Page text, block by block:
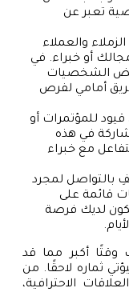
تعبر عن
والعملاء
أو خبراء. في
الشخصيات
أمامي لفرص
للمؤتمرات أو
في هذه
مع خبراء
بالتواصل لمجرد
قائمة على
يكون لديك فرصة
وقتًا أكبر مما قد
ثماره لاحقًا. من
الاحترافية،